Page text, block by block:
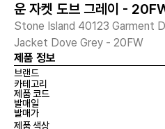
운 자켓 도브 그레이 -
Stone Island 40123 Garment
Jacket Dove Grey - 20FW
제품 정보
브랜드
카테고리
제품 코드
발매일
발매가
제품 색상